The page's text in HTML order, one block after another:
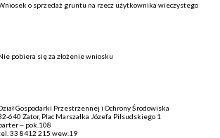
o sprzedaż gruntu na rzecz użytkownika wieczystego
pobiera się za złożenie wniosku
Gospodarki Przestrzennej i Ochrony Środowiska
640 Zator, Plac Marszałka Józefa Piłsudskiego 1
– pok.108
33 8412 215 wew.19